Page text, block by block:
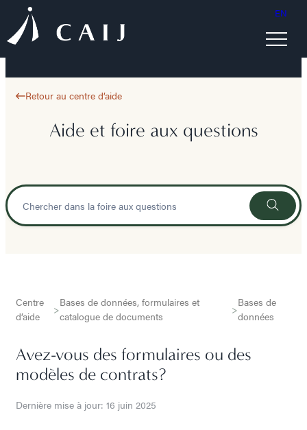
EN
Retour au centre d’aide
Aide et foire aux questions
Centre
d’aide
>
Bases de données, formulaires et
catalogue de documents
>
Bases de
données
Avez-vous des formulaires ou des
modèles de contrats?
Dernière mise à jour: 16 juin 2025